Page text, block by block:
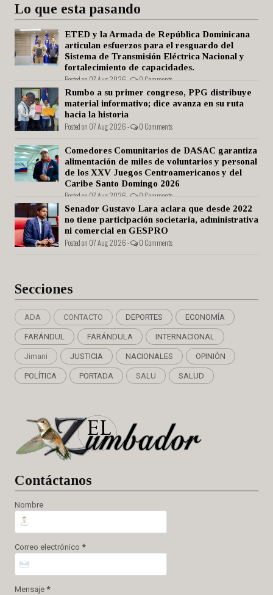
Lo que esta pasando
ETED y la Armada de República Dominicana
articulan esfuerzos para el resguardo del
Sistema de Transmisión Eléctrica Nacional y
fortalecimiento de capacidades.
Posted on 07 Aug 2026 - 0 Comments
Rumbo a su primer congreso, PPG distribuye
material informativo; dice avanza en su ruta
hacia la historia
Posted on 07 Aug 2026 - 0 Comments
Comedores Comunitarios de DASAC garantiza
alimentación de miles de voluntarios y personal
de los XXV Juegos Centroamericanos y del
Caribe Santo Domingo 2026
Posted on 07 Aug 2026 - 0 Comments
Senador Gustavo Lara aclara que desde 2022
no tiene participación societaria, administrativa
ni comercial en GESPRO
Posted on 07 Aug 2026 - 0 Comments
Secciones
ADA CONTACTO DEPORTES ECONOMÍA
FARÁNDUL FARÁNDULA INTERNACIONAL
Jimani JUSTICIA NACIONALES OPINIÓN
POLÍTICA PORTADA SALU SALUD
Contáctanos
Nombre
Correo electrónico *
Mensaje *